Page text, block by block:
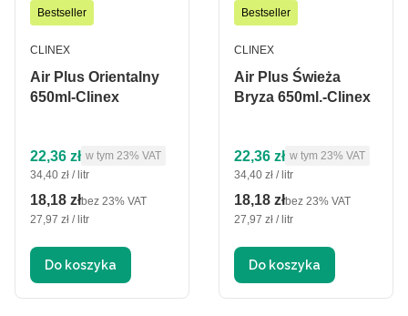
Bestseller
Air Plus Orientalny
650ml-Clinex
PRODUCENT
CLINEX
Cena brutto
22,36 zł w tym %s VAT
w tym 23% VAT
Cena jednostkowa brutto
34,40 zł / litr
Cena netto
18,18 złbez 23% VAT
Cena jednostkowa netto
27,97 zł / litr
Do koszyka
Bestseller
Air Plus Świeża
Bryza 650ml.-Clinex
PRODUCENT
CLINEX
Cena brutto
22,36 zł w tym %s VAT
w tym 23% VAT
Cena jednostkowa brutto
34,40 zł / litr
Cena netto
18,18 złbez 23% VAT
Cena jednostkowa netto
27,97 zł / litr
Do koszyka